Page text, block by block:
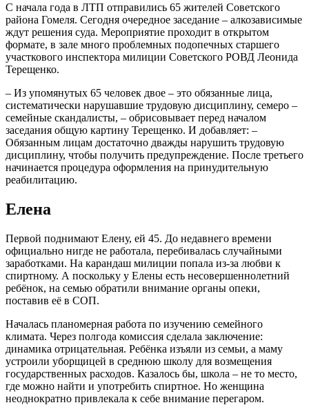
С начала года в ЛТП отправились 65 жителей Советского
района Гомеля. Сегодня очередное заседание – алкозависимые
ждут решения суда. Мероприятие проходит в открытом
формате, в зале много проблемных подопечных старшего
участкового инспектора милиции Советского РОВД Леонида
Терещенко.
– Из упомянутых 65 человек двое – это обязанные лица,
систематически нарушавшие трудовую дисциплину, семеро –
семейные скандалисты, – обрисовывает перед началом
заседания общую картину Терещенко. И добавляет: –
Обязанным лицам достаточно дважды нарушить трудовую
дисциплину, чтобы получить предупреждение. После третьего
начинается процедура оформления на принудительную
реабилитацию.
Елена
Первой поднимают Елену, ей 45. До недавнего времени
официально нигде не работала, перебивалась случайными
заработками. На карандаш милиции попала из-за любви к
спиртному. А поскольку у Елены есть несовершеннолетний
ребёнок, на семью обратили внимание органы опеки,
поставив её в СОП.
Началась планомерная работа по изучению семейного
климата. Через полгода комиссия сделала заключение:
динамика отрицательная. Ребёнка изъяли из семьи, а маму
устроили уборщицей в среднюю школу для возмещения
государственных расходов. Казалось бы, школа – не то место,
где можно найти и употребить спиртное. Но женщина
неоднократно привлекала к себе внимание перегаром.